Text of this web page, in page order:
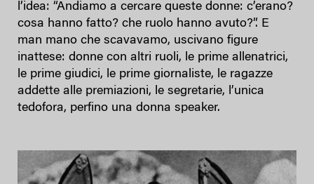
l’idea: “Andiamo a cercare queste donne: c’erano?
cosa hanno fatto? che ruolo hanno avuto?”. E
man mano che scavavamo, uscivano figure
inattese: donne con altri ruoli, le prime allenatrici,
le prime giudici, le prime giornaliste, le ragazze
addette alle premiazioni, le segretarie, l’unica
tedofora, perfino una donna speaker.